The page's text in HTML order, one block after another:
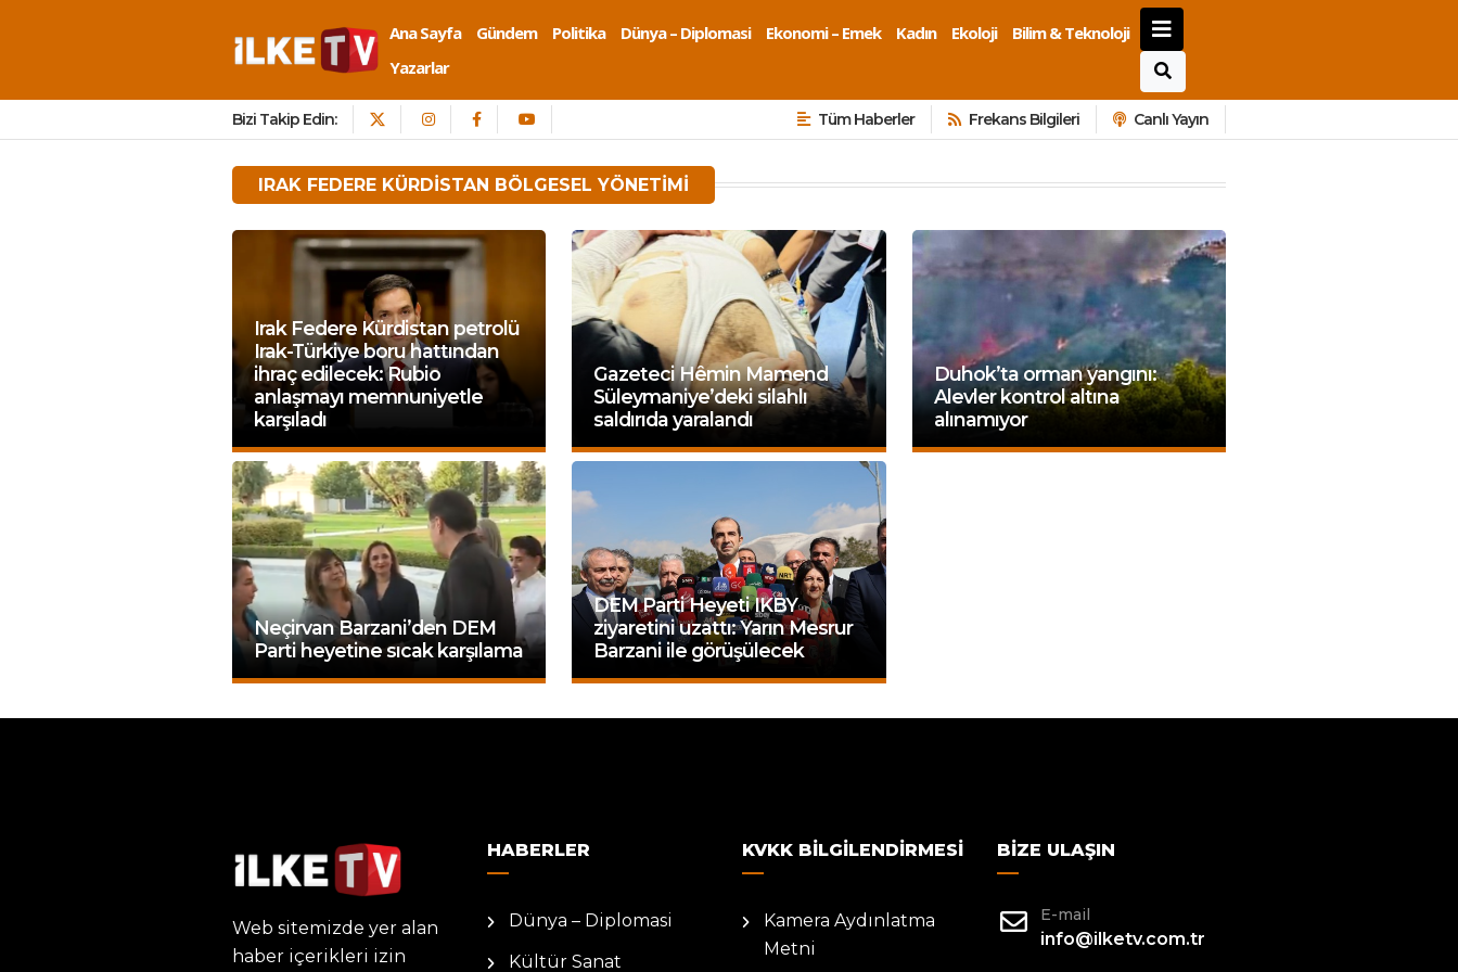
Ana Sayfa Gündem Politika Dünya – Diplomasi Ekonomi – Emek Kadın Ekoloji
Bilim & Teknoloji
Yazarlar
Bizi Takip Edin: Tüm Haberler Frekans Bilgileri Canlı Yayın
IRAK FEDERE KÜRDISTAN BÖLGESEL YÖNETIMI
Irak Federe Kürdistan petrolü
Irak-Türkiye boru hattından
ihraç edilecek: Rubio
anlaşmayı memnuniyetle
karşıladı
Gazeteci Hêmin Mamend
Süleymaniye’deki silahlı
saldırıda yaralandı
Duhok’ta orman yangını:
Alevler kontrol altına
alınamıyor
Neçirvan Barzani’den DEM
Parti heyetine sıcak karşılama
DEM Parti Heyeti IKBY
ziyaretini uzattı: Yarın Mesrur
Barzani ile görüşülecek
Web sitemizde yer alan
haber içerikleri izin
HABERLER
Dünya – Diplomasi
Kültür Sanat
KVKK BILGILENDIRMESI
Kamera Aydınlatma
Metni
BIZE ULAŞIN
E-mail
info@ilketv.com.tr